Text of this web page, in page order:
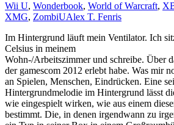
Wii U, Wonderbook, World of Warcraft,
XMG, ZombiUAlex T. Fenris
Im Hintergrund läuft mein Ventilator. Ich
Celsius in meinem
Wohn-/Arbeitszimmer und schreibe. Über
der gamescom 2012 erlebt habe. Was mir
an Spielen, Menschen, Eindrücken. Eine
Hintergrundmelodie im Hintergrund lässt
wie eingespielt wirken, wie aus einem
bestimmt. Die, in denen irgendwann zu